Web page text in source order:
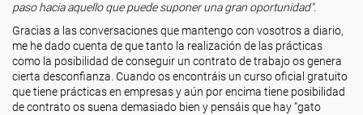
paso hacia aquello que puede suponer una gran oportunidad".
Gracias a las conversaciones que mantengo con vosotros a diario,
me he dado cuenta de que tanto la realización de las prácticas
como la posibilidad de conseguir un contrato de trabajo os genera
cierta desconfianza. Cuando os encontráis un curso oficial gratuito
que tiene prácticas en empresas y aún por encima tiene posibilidad
de contrato os suena demasiado bien y pensáis que hay “gato